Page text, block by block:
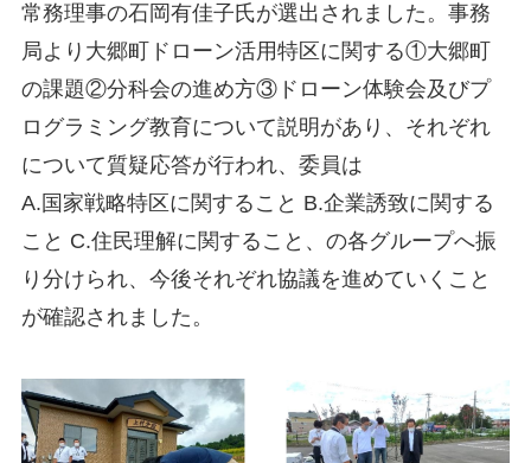
常務理事の石岡有佳子氏が選出されました。事務
局より大郷町ドローン活用特区に関する①大郷町
の課題②分科会の進め方③ドローン体験会及びプ
ログラミング教育について説明があり、それぞれ
について質疑応答が行われ、委員は
A.国家戦略特区に関すること B.企業誘致に関する
こと C.住民理解に関すること、の各グループへ振
り分けられ、今後それぞれ協議を進めていくこと
が確認されました。